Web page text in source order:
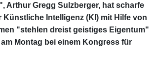
Arthur Gregg Sulzberger, hat scharfe
Intelligenz (KI) mit Hilfe von
"stehlen dreist geistiges Eigentum"
Montag bei einem Kongress für